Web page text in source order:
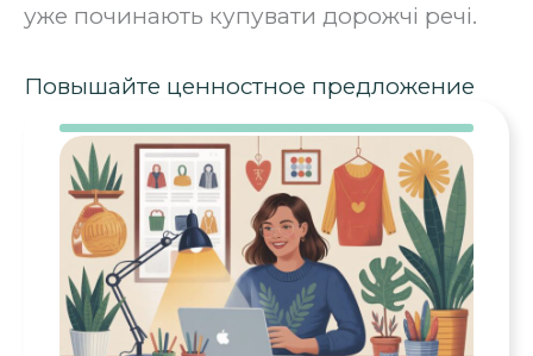
уже починають купувати дорожчі речі.
Повышайте ценностное предложение